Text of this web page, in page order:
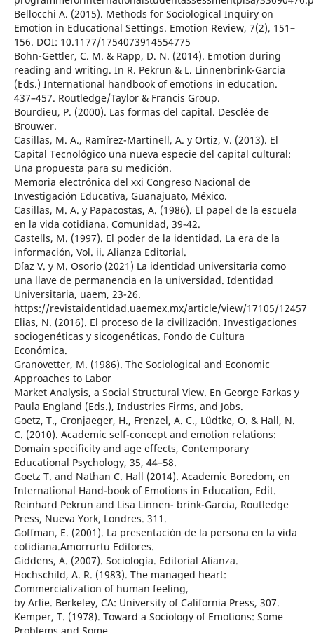
Bellocchi A. (2015). Methods for Sociological Inquiry on
Emotion in Educational Settings. Emotion Review, 7(2), 151–
156. DOI: 10.1177/1754073914554775
Bohn-Gettler, C. M. & Rapp, D. N. (2014). Emotion during
reading and writing. In R. Pekrun & L. Linnenbrink-Garcia
(Eds.) International handbook of emotions in education.
437–457. Routledge/Taylor & Francis Group.
Bourdieu, P. (2000). Las formas del capital. Desclée de
Brouwer.
Casillas, M. A., Ramírez-Martinell, A. y Ortiz, V. (2013). El
Capital Tecnológico una nueva especie del capital cultural:
Una propuesta para su medición.
Memoria electrónica del xxi Congreso Nacional de
Investigación Educativa, Guanajuato, México.
Casillas, M. A. y Papacostas, A. (1986). El papel de la escuela
en la vida cotidiana. Comunidad, 39-42.
Castells, M. (1997). El poder de la identidad. La era de la
información, Vol. ii. Alianza Editorial.
Díaz V. y M. Osorio (2021) La identidad universitaria como
una llave de permanencia en la universidad. Identidad
Universitaria, uaem, 23-26.
https://revistaidentidad.uaemex.mx/article/view/17105/12457
Elias, N. (2016). El proceso de la civilización. Investigaciones
sociogenéticas y sicogenéticas. Fondo de Cultura
Económica.
Granovetter, M. (1986). The Sociological and Economic
Approaches to Labor
Market Analysis, a Social Structural View. En George Farkas y
Paula England (Eds.), Industries Firms, and Jobs.
Goetz, T., Cronjaeger, H., Frenzel, A. C., Lüdtke, O. & Hall, N.
C. (2010). Academic self-concept and emotion relations:
Domain specificity and age effects, Contemporary
Educational Psychology, 35, 44–58.
Goetz T. and Nathan C. Hall (2014). Academic Boredom, en
International Hand-book of Emotions in Education, Edit.
Reinhard Pekrun and Lisa Linnen- brink-Garcia, Routledge
Press, Nueva York, Londres. 311.
Goffman, E. (2001). La presentación de la persona en la vida
cotidiana.Amorrurtu Editores.
Giddens, A. (2007). Sociología. Editorial Alianza.
Hochschild, A. R. (1983). The managed heart:
Commercialization of human feeling,
by Arlie. Berkeley, CA: University of California Press, 307.
Kemper, T. (1978). Toward a Sociology of Emotions: Some